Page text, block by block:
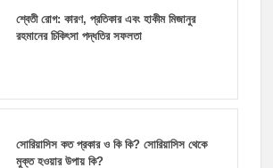
শ্বেতী রোগ: কারণ, প্রতিকার এবং হাকীম মিজানুর
রহমানের চিকিৎসা পদ্ধতির সফলতা
সোরিয়াসিস কত প্রকার ও কি কি? সোরিয়াসিস থেকে
মুক্ত হওয়ার উপায় কি?